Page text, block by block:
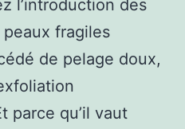
l’introduction des
fragiles
de pelage doux,
parce qu’il vaut